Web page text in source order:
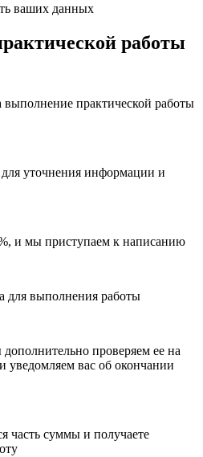
ваших данных
работы
выполнение практической работы
уточнения информации и
и мы приступаем к написанию
для выполнения работы
проверяем ее на
уведомляем вас об окончании
часть суммы и получаете